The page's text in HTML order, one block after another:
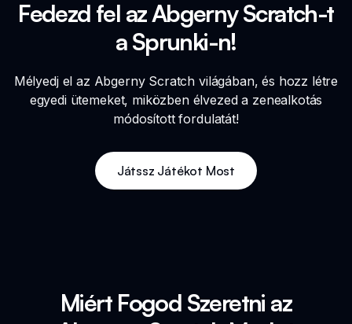
Fedezd fel az Abgerny Scratch-t
a Sprunki-n!
Mélyedj el az Abgerny Scratch világában, és hozz létre
egyedi ütemeket, miközben élvezed a zenealkotás
módosított fordulatát!
Játssz Játékot Most
Miért Fogod Szeretni az